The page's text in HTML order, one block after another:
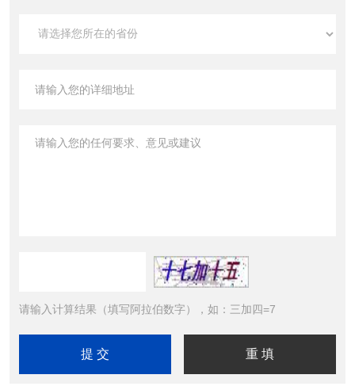
请输入计算结果（填写阿拉伯数字），如：三加四=7